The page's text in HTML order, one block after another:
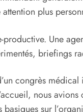
plus
Une
briefings
congrès
nous
sur